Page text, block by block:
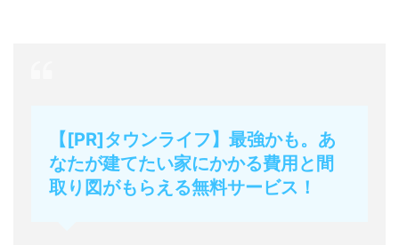
【[PR]タウンライフ】最強かも。あ
なたが建てたい家にかかる費用と間
取り図がもらえる無料サービス！